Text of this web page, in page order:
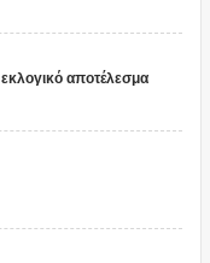
εκλογικό αποτέλεσμα